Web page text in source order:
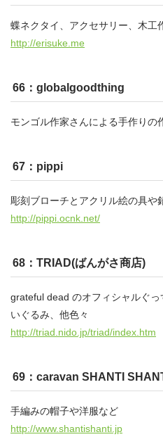
蝶ネクタイ、アクセサリー、木工
http://erisuke.me
66：globalgoodthing
モンゴル作家さんによる手作りの
67：pippi
彫刻ブローチとアクリル絵の具や
http://pippi.ocnk.net/
68：TRIAD(ばんがさ商店)
grateful dead のオフィシャルぐ
いぐるみ、他色々
http://triad.nido.jp/triad/index.htm
69：caravan SHANTI
手編みの帽子や洋服など
http://www.shantishanti.jp